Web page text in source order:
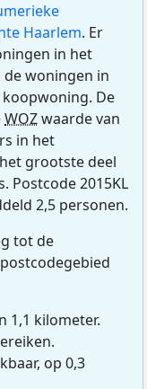
Haarlem. Er
in het
de woningen in
koopwoning. De
WOZwaarde van
in het
grootste deel
Postcode 2015KL
2,5 personen.
tot de
1,1 kilometer.
op 0,3